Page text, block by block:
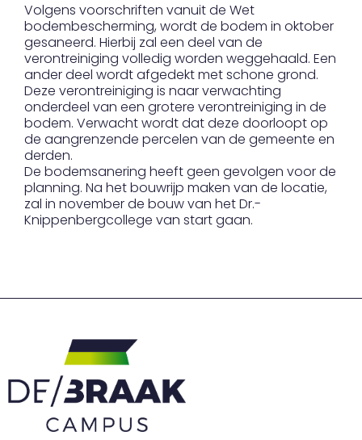
Volgens voorschriften vanuit de Wet
bodembescherming, wordt de bodem in oktober
gesaneerd. Hierbij zal een deel van de
verontreiniging volledig worden weggehaald. Een
ander deel wordt afgedekt met schone grond.
Deze verontreiniging is naar verwachting
onderdeel van een grotere verontreiniging in de
bodem. Verwacht wordt dat deze doorloopt op
de aangrenzende percelen van de gemeente en
derden.
De bodemsanering heeft geen gevolgen voor de
planning. Na het bouwrijp maken van de locatie,
zal in november de bouw van het Dr.-
Knippenbergcollege van start gaan.